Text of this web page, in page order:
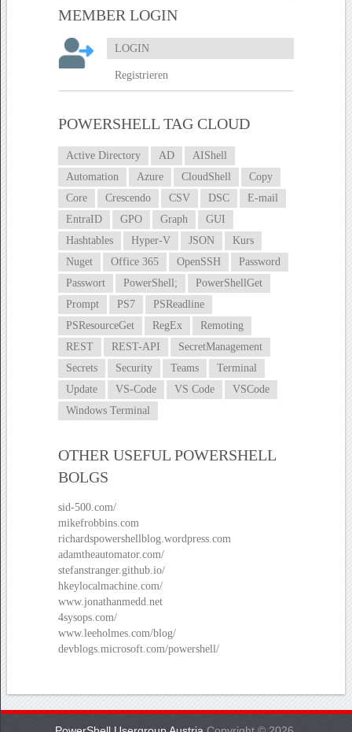
MEMBER LOGIN
LOGIN
Registrieren
POWERSHELL TAG CLOUD
Active Directory AD
AIShell
Automation
Azure CloudShell
Copy
Core
Crescendo CSV DSC
E-mail
EntraID
GPO Graph
GUI
Hashtables
Hyper-V JSON
Kurs
Nuget
Office 365 OpenSSH
Password
Passwort
PowerShell;
PowerShellGet
Prompt
PS7
PSReadline
PSResourceGet
RegEx
Remoting
REST
REST-API
SecretManagement
Secrets
Security Teams
Terminal
Update
VS-Code VS Code
VSCode
Windows Terminal
OTHER USEFUL POWERSHELL
BOLGS
sid-500.com/
mikefrobbins.com
richardspowershellblog.wordpress.com
adamtheautomator.com/
stefanstranger.github.io/
hkeylocalmachine.com/
www.jonathanmedd.net
4sysops.com/
www.leeholmes.com/blog/
devblogs.microsoft.com/powershell/